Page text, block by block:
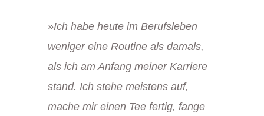
»Ich habe heute im Berufsleben
weniger eine Routine als damals,
als ich am Anfang meiner Karriere
stand. Ich stehe meistens auf,
mache mir einen Tee fertig, fange